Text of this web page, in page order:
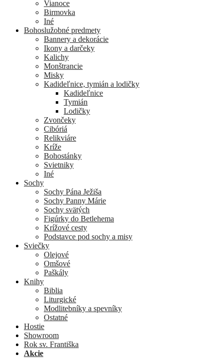
Vianoce
Birmovka
Iné
Bohoslužobné predmety
Bannery a dekorácie
Ikony a darčeky
Kalichy
Monštrancie
Misky
Kadideľnice, tymián a lodičky
Kadideľnice
Tymián
Lodičky
Zvončeky
Cibóriá
Relikviáre
Kríže
Bohostánky
Svietniky
Iné
Sochy
Sochy Pána Ježiša
Sochy Panny Márie
Sochy svätých
Figúrky do Betlehema
Krížové cesty
Podstavce pod sochy a misy
Sviečky
Olejové
Omšové
Paškály
Knihy
Biblia
Liturgické
Modlitebníky a spevníky
Ostatné
Hostie
Showroom
Rok sv. Františka
Akcie